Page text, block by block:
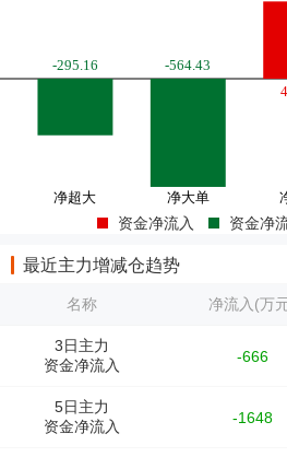
资金净流入 资金净
最近主力增减仓趋势
名称 净流入(万
3日主力
资金净流入
-666
5日主力
资金净流入
-1648